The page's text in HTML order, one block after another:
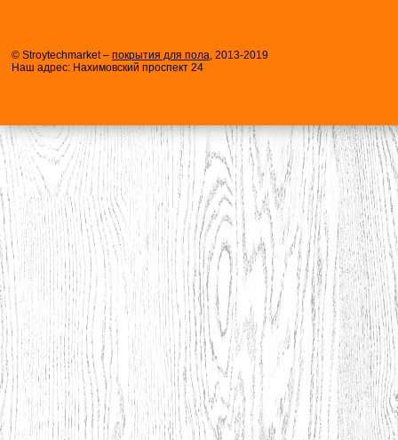
© Stroytechmarket – покрытия для пола, 2013-2019
Наш адрес: Нахимовский проспект 24